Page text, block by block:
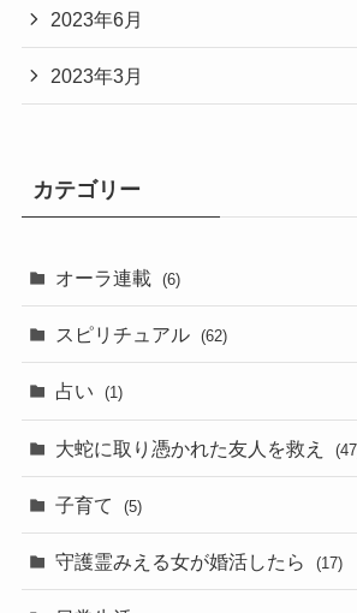
2023年6月
2023年3月
カテゴリー
オーラ連載 (6)
スピリチュアル (62)
占い (1)
大蛇に取り憑かれた友人を救え
子育て (5)
守護霊みえる女が婚活したら (17)